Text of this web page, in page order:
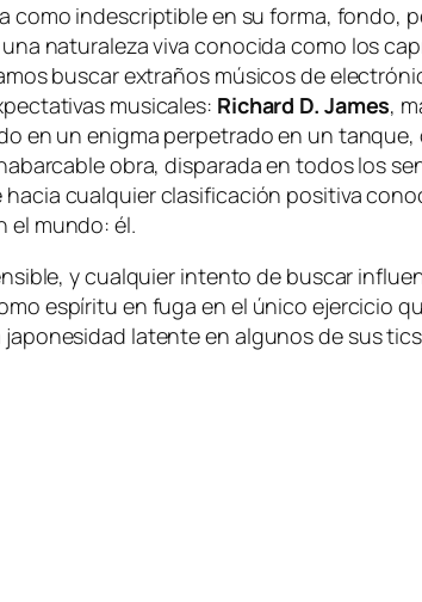
co­mo in­des­crip­ti­ble en su for­ma, fon­do,
na­tu­ra­le­za vi­va co­no­ci­da co­mo los
bus­car ex­tra­ños mú­si­cos de
mu­si­ca­les: Richard D. James,
en un enig­ma per­pe­tra­do en un
obra, dis­pa­ra­da en to­dos los
cual­quier cla­si­fi­ca­ción po­si­ti­va
el mun­do: él.
y cual­quier in­ten­to de bus­car
es­pí­ri­tu en fu­ga en el úni­co ejer­ci­cio
la­ten­te en al­gu­nos de sus